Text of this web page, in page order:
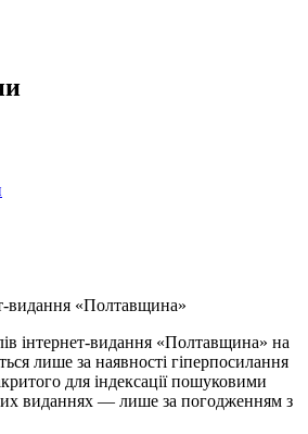
видання «Полтавщина»
інтернет-видання «Полтавщина» на
лише за наявності гіперпосилання
для індексації пошуковими
виданнях — лише за погодженням з